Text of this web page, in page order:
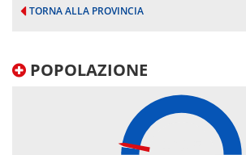
TORNA ALLA PROVINCIA
POPOLAZIONE